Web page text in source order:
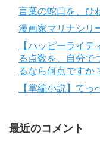
言葉の蛇口を、ひ
漫画家マリナシリ
【ハッピーライ
る点数を、自分で
るなら何点ですか
【掌編小説】てっ
最近のコメント